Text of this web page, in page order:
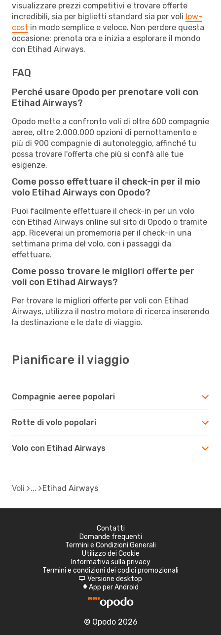
visualizzare prezzi competitivi e trovare offerte
incredibili, sia per biglietti standard sia per voli low-
cost in modo semplice e veloce. Non perdere questa
occasione: prenota ora e inizia a esplorare il mondo
con Etihad Airways.
FAQ
Perché usare Opodo per prenotare voli con
Etihad Airways?
Opodo mette a confronto voli di oltre 600 compagnie
aeree, oltre 2.000.000 opzioni di pernottamento e
più di 900 compagnie di autonoleggio, affinché tu
possa trovare l'offerta che più si confà alle tue
esigenze.
Come posso effettuare il check-in per il mio
volo Etihad Airways con Opodo?
Puoi facilmente effettuare il check-in per un volo
con Etihad Airways online sul sito di Opodo o tramite
app. Riceverai un promemoria per il check-in una
settimana prima del volo, con i passaggi da
effettuare.
Come posso trovare le migliori offerte per
voli con Etihad Airways?
Per trovare le migliori offerte per voli con Etihad
Airways, utilizza il nostro motore di ricerca inserendo
la destinazione e le date di viaggio.
Pianificare il viaggio
Compagnie aeree popolari
Rotte di volo popolari
Volo con Etihad Airways
Voli Etihad Airways
Contatti
Domande frequenti
Termini e Condizioni Generali
Utilizzo dei Cookie
Informativa sulla privacy
Termini e condizioni dei codici promozionali
d Versione desktop
A App per Android
© Opodo 2026